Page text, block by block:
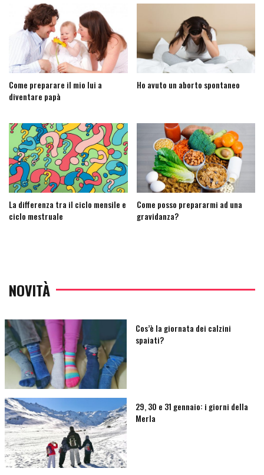
Come preparare il mio lui a
diventare papà
Ho avuto un aborto spontaneo
La differenza tra il ciclo mensile e
ciclo mestruale
Come posso prepararmi ad una
gravidanza?
NOVITÀ
Cos’è la giornata dei calzini
spaiati?
29, 30 e 31 gennaio: i giorni della
Merla